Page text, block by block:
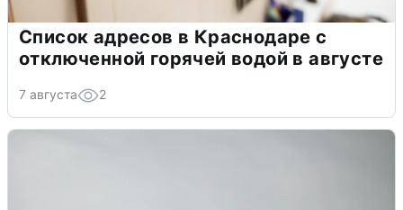
Список адресов в Краснодаре с
отключенной горячей водой в августе
7 августа 2